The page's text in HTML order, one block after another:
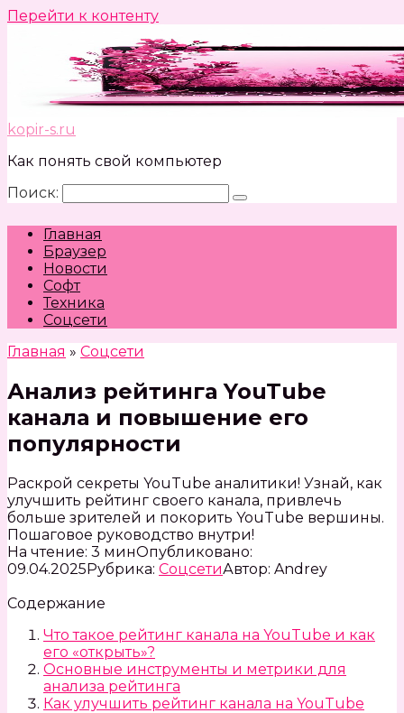
Перейти к контенту
kopir-s.ru
Как понять свой компьютер
Поиск:
Главная
Браузер
Новости
Софт
Техника
Соцсети
Главная » Соцсети
Анализ рейтинга YouTube
канала и повышение его
популярности
Раскрой секреты YouTube аналитики! Узнай, как
улучшить рейтинг своего канала, привлечь
больше зрителей и покорить YouTube вершины.
Пошаговое руководство внутри!
На чтение: 3 минОпубликовано:
09.04.2025Рубрика: СоцсетиАвтор: Andrey
Содержание
Что такое рейтинг канала на YouTube и как
его «открыть»?
Основные инструменты и метрики для
анализа рейтинга
Как улучшить рейтинг канала на YouTube